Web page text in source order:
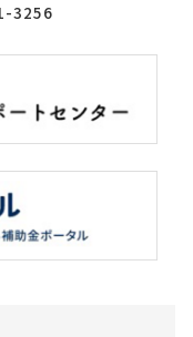
3256